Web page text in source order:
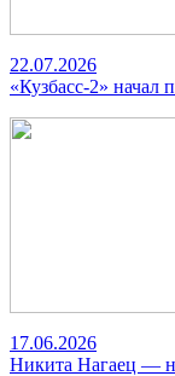
22.07.2026
«Кузбасс-2» начал
17.06.2026
Никита Нагаец —